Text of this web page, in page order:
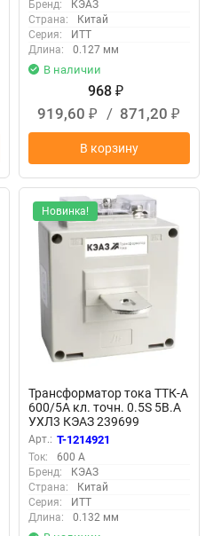
Бренд:
КЭАЗ
Страна:
Китай
Серия:
ИТТ
Длина:
0.127 мм
В наличии
968 ₽
919,60 ₽ / 871,20 ₽
В корзину
Новинка!
Трансформатор тока ТТК-А
600/5А кл. точн. 0.5S 5В.А
УХЛ3 КЭАЗ 239699
Арт.: T-1214921
Ток:
600 А
Бренд:
КЭАЗ
Страна:
Китай
Серия:
ИТТ
Длина:
0.132 мм